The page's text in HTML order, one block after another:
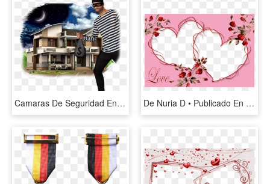
Camaras De Seguridad En Monterrey - 10cent House, HD Png Download De Nuria D • Publicado En Marcos Para Fotos Con Corazones - Marco Para Fotos De 2 Corazones, HD Png Download